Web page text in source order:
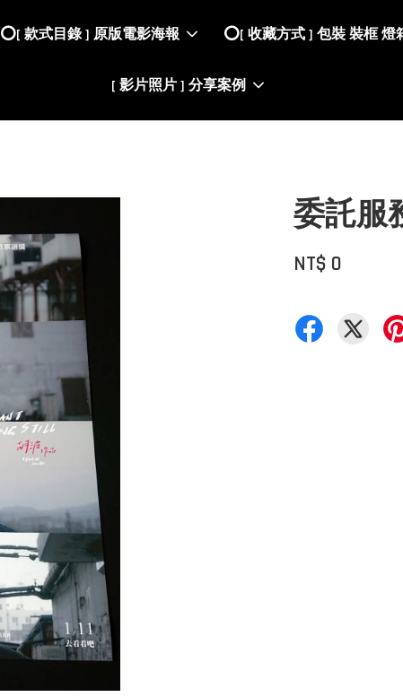
⭕️[ 款式目錄 ] 原版電影海報 ⭕️[ 收藏方式 ] 包裝 裝框 燈
[ 影片照片 ] 分享案例
委託服
NT$ 0